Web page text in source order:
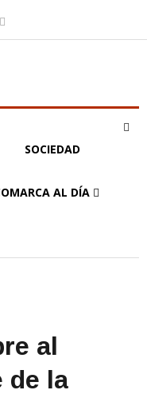
SOCIEDAD
AL DÍA
al
de la